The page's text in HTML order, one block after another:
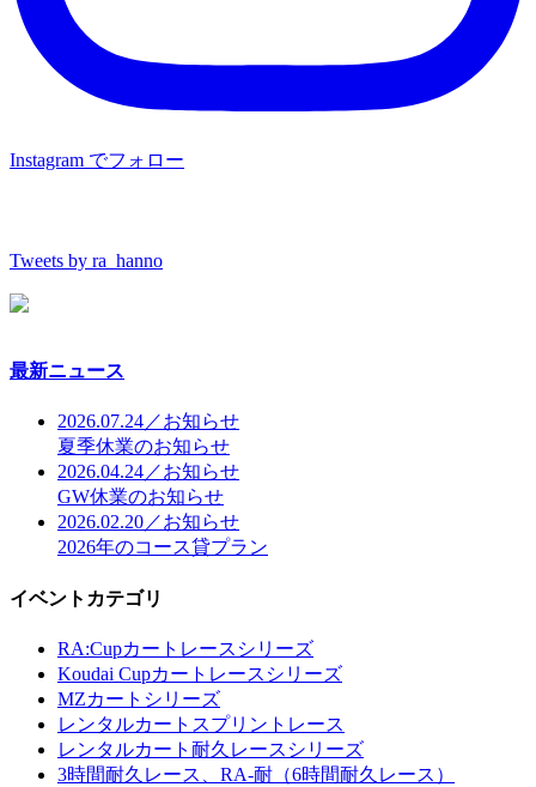
Instagram でフォロー
Tweets by ra_hanno
最新ニュース
2026.07.24／お知らせ
夏季休業のお知らせ
2026.04.24／お知らせ
GW休業のお知らせ
2026.02.20／お知らせ
2026年のコース貸プラン
イベントカテゴリ
RA:Cupカートレースシリーズ
Koudai Cupカートレースシリーズ
MZカートシリーズ
レンタルカートスプリントレース
レンタルカート耐久レースシリーズ
3時間耐久レース、RA-耐（6時間耐久レース）